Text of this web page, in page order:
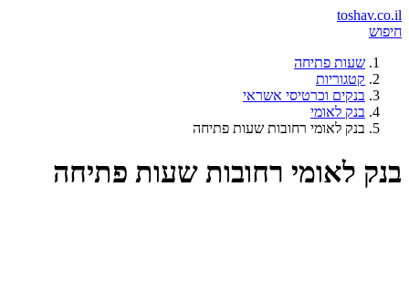
toshav.co.il
חיפוש
שעות פתיחה
קטגוריות
בנקים וכרטיסי אשראי
בנק לאומי
בנק לאומי רחובות שעות פתיחה
בנק לאומי רחובות שעות פתיחה